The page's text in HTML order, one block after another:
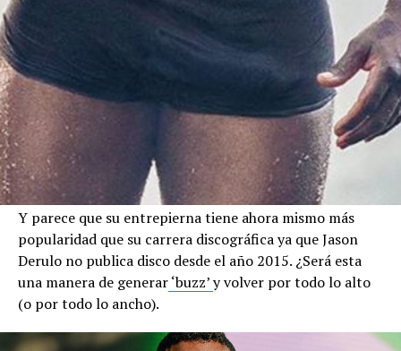
Y parece que su entrepierna tiene ahora mismo más
popularidad que su carrera discográfica ya que Jason
Derulo no publica disco desde el año 2015. ¿Será esta
una manera de generar‘buzz’y volver por todo lo alto
(o por todo lo ancho).